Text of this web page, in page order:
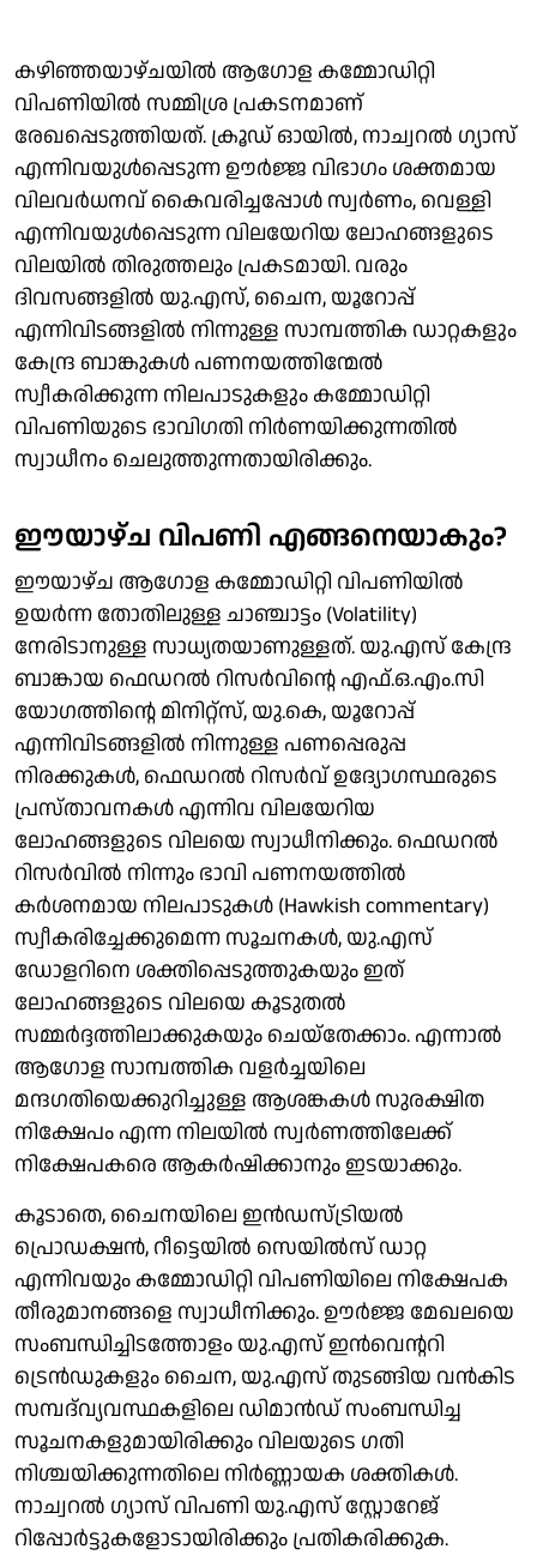
കഴിഞ്ഞയാഴ്ചയിൽ ആഗോള കമ്മോഡിറ്റി
വിപണിയിൽ സമ്മിശ്ര പ്രകടനമാണ്
രേഖപ്പെടുത്തിയത്. ക്രൂഡ് ഓയിൽ, നാച്വറൽ ​ഗ്യാസ്
എന്നിവയുൾപ്പെടുന്ന ഊർജ്ജ വിഭാ​ഗം ശക്തമായ
വിലവർധനവ് കൈവരിച്ചപ്പോൾ സ്വർണം, വെള്ളി
എന്നിവയുൾപ്പെടുന്ന വിലയേറിയ ലോഹങ്ങളുടെ
വിലയിൽ തിരുത്തലും പ്രകടമായി. വരും
ദിവസങ്ങളിൽ യു.എസ്, ചൈന, യൂറോപ്പ്
എന്നിവിടങ്ങളിൽ നിന്നുള്ള സാമ്പത്തിക ഡാറ്റകളും
കേന്ദ്ര ബാങ്കുകൾ പണനയത്തിന്മേൽ
സ്വീകരിക്കുന്ന നിലപാടുകളും കമ്മോഡിറ്റി
വിപണിയുടെ ഭാവി​​ഗതി നിർണയിക്കുന്നതിൽ
സ്വാധീനം ചെലുത്തുന്നതായിരിക്കും.
ഈയാഴ്ച വിപണി എങ്ങനെയാകും?
ഈയാഴ്ച ആഗോള കമ്മോഡിറ്റി വിപണിയിൽ
ഉയർന്ന തോതിലുള്ള ചാഞ്ചാട്ടം (Volatility)
നേരിടാനുള്ള സാധ്യതയാണുള്ളത്. യു.എസ് കേന്ദ്ര
ബാങ്കായ ഫെഡറൽ റിസർവിന്റെ എഫ്.ഒ.എം.സി
യോ​ഗത്തിന്റെ മിനിറ്റ്സ്, യു.കെ, യൂറോപ്പ്
എന്നിവിടങ്ങളിൽ നിന്നുള്ള പണപ്പെരുപ്പ
നിരക്കുകൾ, ഫെഡറൽ റിസർവ് ഉദ്യോഗസ്ഥരുടെ
പ്രസ്താവനകൾ എന്നിവ വിലയേറിയ
ലോഹങ്ങളുടെ വിലയെ സ്വാധീനിക്കും. ഫെഡറൽ
റിസർവിൽ നിന്നും ഭാവി പണനയത്തിൽ
കർശനമായ നിലപാടുകൾ (Hawkish commentary)
സ്വീകരിച്ചേക്കുമെന്ന സൂചനകൾ, യു.എസ്
ഡോളറിനെ ശക്തിപ്പെടുത്തുകയും ഇത്
ലോഹങ്ങളുടെ വിലയെ കൂടുതൽ
സമ്മർദ്ദത്തിലാക്കുകയും ചെയ്തേക്കാം. എന്നാൽ
ആഗോള സാമ്പത്തിക വളർച്ചയിലെ
മന്ദഗതിയെക്കുറിച്ചുള്ള ആശങ്കകൾ സുരക്ഷിത
നിക്ഷേപം എന്ന നിലയിൽ സ്വർണത്തിലേക്ക്
നിക്ഷേപകരെ ആകർഷിക്കാനും ഇടയാക്കും.
കൂടാതെ, ചൈനയിലെ ഇൻഡസ്ട്രിയൽ
പ്രൊഡക്ഷൻ, റീട്ടെയിൽ സെയിൽസ് ഡാറ്റ
എന്നിവയും കമ്മോഡിറ്റി വിപണിയിലെ നിക്ഷേപക
തീരുമാനങ്ങളെ സ്വാധീനിക്കും. ഊർജ്ജ മേഖലയെ
സംബന്ധിച്ചിടത്തോളം യു.എസ് ഇൻവെന്ററി
ട്രെൻഡുകളും ചൈന, യു.എസ് തുടങ്ങിയ വൻകിട
സമ്പദ്‌‍വ്യവസ്ഥകളിലെ ഡിമാൻഡ് സംബന്ധിച്ച
സൂചനകളുമായിരിക്കും വിലയുടെ ​ഗതി
നിശ്ചയിക്കുന്നതിലെ നിർണ്ണായക ശക്തികൾ.
നാച്വറൽ ​ഗ്യാസ് വിപണി യു.എസ് സ്റ്റോറേജ്
റിപ്പോർട്ടുകളോടായിരിക്കും പ്രതികരിക്കുക.